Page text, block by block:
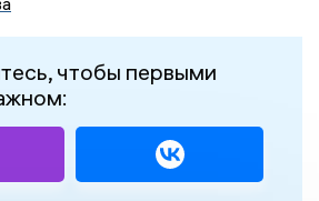
чтобы первыми